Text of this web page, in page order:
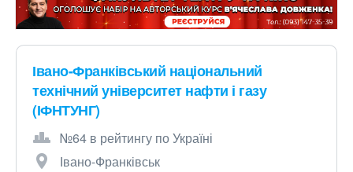
Івано-Франківський національний
технічний університет нафти і газу
(ІФНТУНГ)
№64 в рейтингу по Україні
Івано-Франківськ